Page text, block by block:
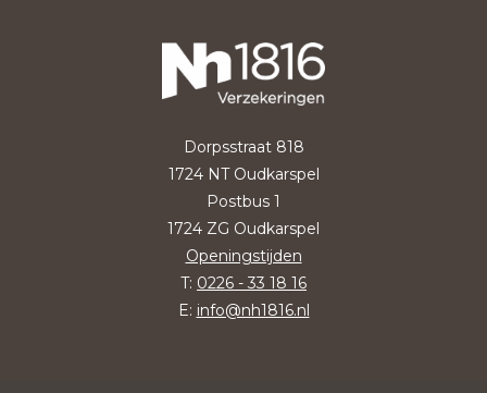
Dorpsstraat 818
1724 NT Oudkarspel
Postbus 1
1724 ZG Oudkarspel
Openingstijden
T: 0226 - 33 18 16
E: info@nh1816.nl